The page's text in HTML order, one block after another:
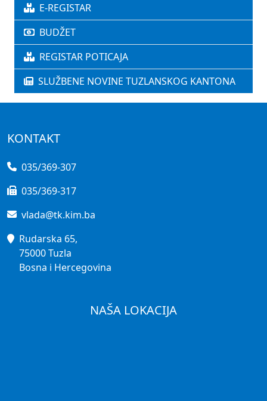
E-REGISTAR
BUDŽET
REGISTAR POTICAJA
SLUŽBENE NOVINE TUZLANSKOG KANTONA
KONTAKT
035/369-307
035/369-317
vlada@tk.kim.ba
Rudarska 65,
75000 Tuzla
Bosna i Hercegovina
NAŠA LOKACIJA